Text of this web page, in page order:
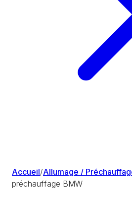
Accueil/Allumage /
préchauffage BMW